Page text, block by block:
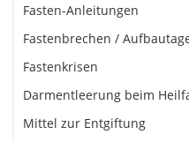
Fasten-Anleitungen
Fastenbrechen /
Fastenkrisen
Darmentleerung beim
Mittel zur Entgiftung